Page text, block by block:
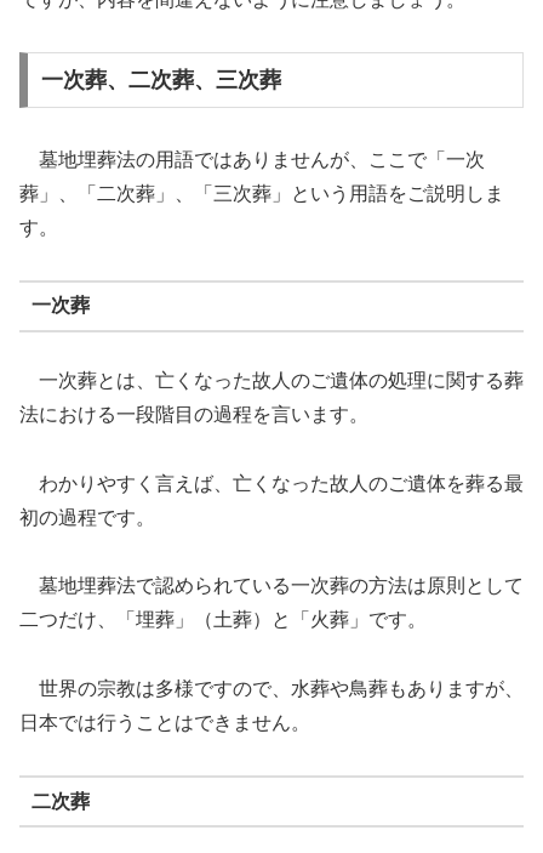
一次葬、二次葬、三次葬
墓地埋葬法の用語ではありませんが、ここで「一次
葬」、「二次葬」、「三次葬」という用語をご説明しま
す。
一次葬
一次葬とは、亡くなった故人のご遺体の処理に関する葬
法における一段階目の過程を言います。
わかりやすく言えば、亡くなった故人のご遺体を葬る最
初の過程です。
墓地埋葬法で認められている一次葬の方法は原則として
二つだけ、「埋葬」（土葬）と「火葬」です。
世界の宗教は多様ですので、水葬や鳥葬もありますが、
日本では行うことはできません。
二次葬